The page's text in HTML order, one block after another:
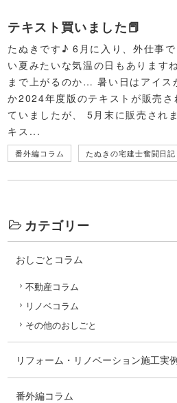
テキスト買いました📕
たぬきです♪ 6月に入り、外仕事
い夏みたいな気温の日もありま
まで上がるのか… 暑い日はアイス
か2024年度版のテキストが販売
ていましたが、 5月末に販売され
キス...
番外編コラム たぬきの宅建士奮闘日記
カテゴリー
おしごとコラム
不動産コラム
リノベコラム
その他のおしごと
リフォーム・リノベーション施工実
番外編コラム